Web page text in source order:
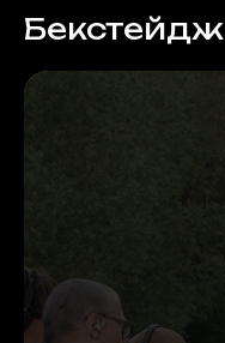
Бекстейдж